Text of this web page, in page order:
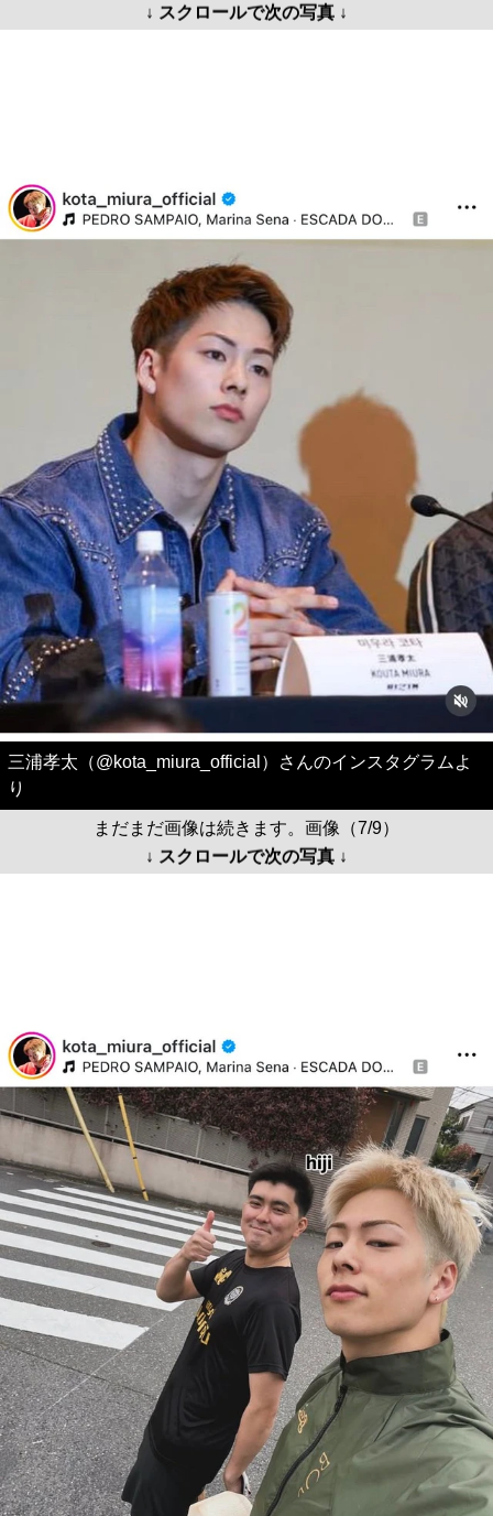
↓ スクロールで次の写真 ↓
三浦孝太（@kota_miura_official）さんのインスタグラムよ
り
まだまだ画像は続きます。画像（7/9）
↓ スクロールで次の写真 ↓